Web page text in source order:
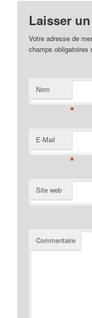
Laisser
Votre adresse de
champs
Nom
*
E-Mail
*
Site web
Commentaire